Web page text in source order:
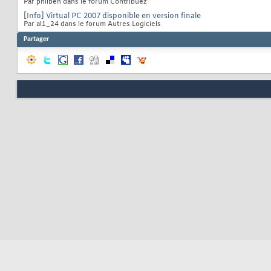
Par philben dans le forum Contribuez
[Info] Virtual PC 2007 disponible en version finale
Par al1_24 dans le forum Autres Logiciels
Partager